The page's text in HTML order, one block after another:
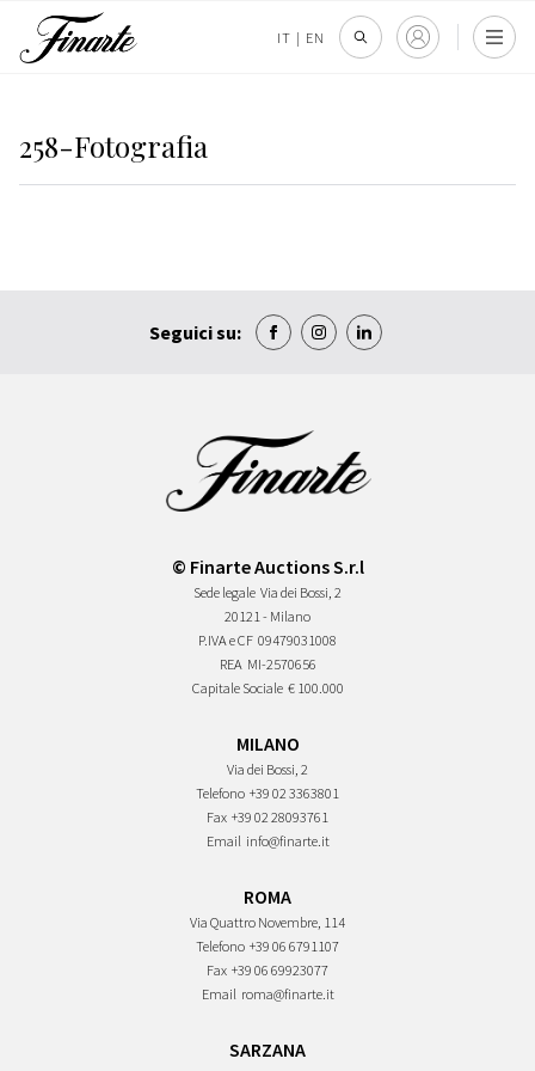
IT | EN
258-Fotografia
Seguici su:
© Finarte Auctions S.r.l
Sede legale Via dei Bossi, 2
20121 - Milano
P.IVA e CF 09479031008
REA MI-2570656
Capitale Sociale € 100.000
MILANO
Via dei Bossi, 2
Telefono +39 02 3363801
Fax +39 02 28093761
Email info@finarte.it
ROMA
Via Quattro Novembre, 114
Telefono +39 06 6791107
Fax +39 06 69923077
Email roma@finarte.it
SARZANA